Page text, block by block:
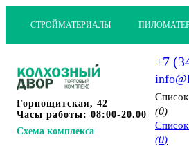
СТРОЙМАТЕРИАЛЫ
Горнощитская, 42
Часы работы: 08:00-20.00
Схема комплекса
+7
(0)
(0)